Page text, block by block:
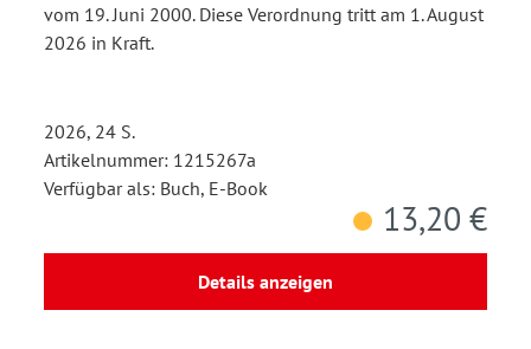
vom 19. Juni 2000. Diese Verordnung tritt am 1. August
2026 in Kraft.
2026, 24 S.
Artikelnummer: 1215267a
Verfügbar als: Buch, E-Book
13,20 €
Details anzeigen